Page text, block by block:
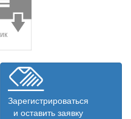
Зарегистрироваться
и оставить заявку